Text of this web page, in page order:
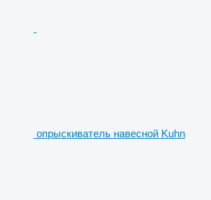
опрыскиватель навесной Kuhn